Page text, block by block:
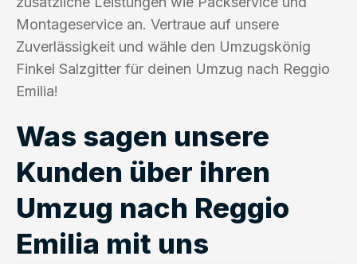
Montageservice an. Vertraue auf unsere
Zuverlässigkeit und wähle den Umzugskönig
Finkel Salzgitter für deinen Umzug nach Reggio
Emilia!
Was sagen unsere
Kunden über ihren
Umzug nach Reggio
Emilia mit uns